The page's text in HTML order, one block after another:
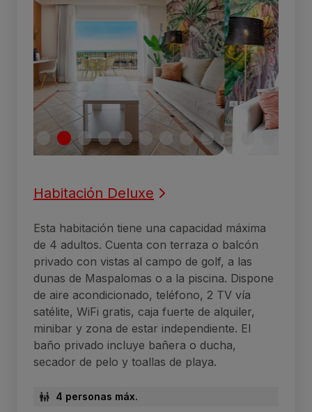
Habitación Deluxe
Esta habitación tiene una capacidad máxima
de 4 adultos. Cuenta con terraza o balcón
privado con vistas al campo de golf, a las
dunas de Maspalomas o a la piscina. Dispone
de aire acondicionado, teléfono, 2 TV vía
satélite, WiFi gratis, caja fuerte de alquiler,
minibar y zona de estar independiente. El
baño privado incluye bañera o ducha,
secador de pelo y toallas de playa.
4 personas máx.